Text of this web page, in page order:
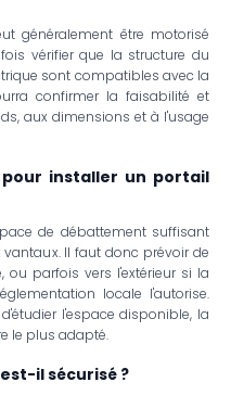
généralement être motorisé
vérifier que la structure du
sont compatibles avec la
confirmer la faisabilité et
aux dimensions et à l'usage
installer un portail
de débattement suffisant
Il faut donc prévoir de
ou parfois vers l'extérieur si la
locale l'autorise.
l'espace disponible, la
le plus adapté.
il sécurisé ?